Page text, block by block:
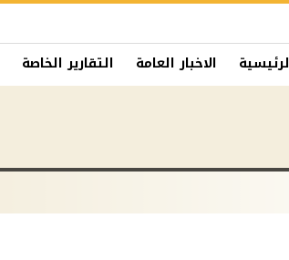
الاخبار العامة التقارير الخاصة